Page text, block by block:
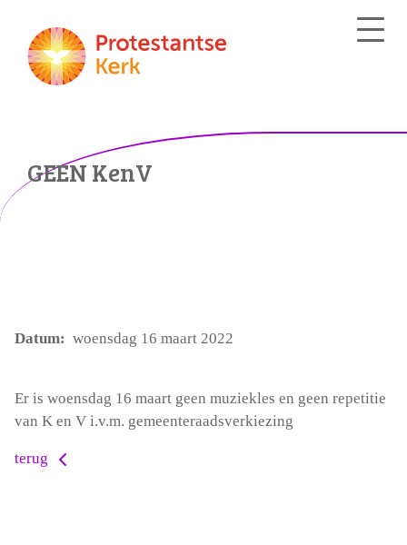
GEEN KenV
Datum: woensdag 16 maart 2022
Er is woensdag 16 maart geen muziekles en geen repetitie
van K en V i.v.m. gemeenteraadsverkiezing
terug